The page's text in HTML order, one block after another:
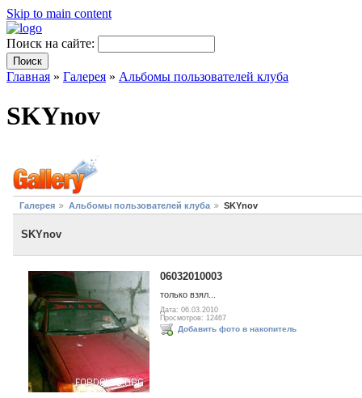
Skip to main content
Поиск на сайте:
Главная » Галерея » Альбомы пользователей клуба
SKYnov
Галерея Альбомы пользователей клуба SKYnov
SKYnov
06032010003
только взял...
Дата: 06.03.2010
Просмотров: 12467
Добавить фото в накопитель